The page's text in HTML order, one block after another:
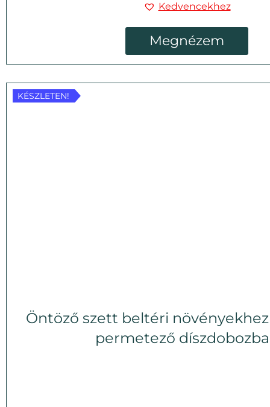
Kedvencekhez
Megnézem
KÉSZLETEN!
KÉSZLETEN!
Öntöző szett beltéri növényekhez
permetező